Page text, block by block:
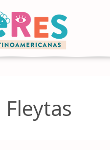
Fleytas